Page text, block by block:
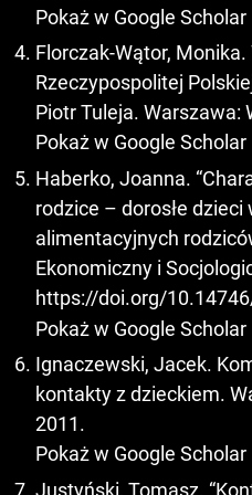
Pokaż w Google Scholar
Florczak-Wątor,
Rzeczypospolitej
Piotr Tuleja. Warszawa:
Pokaż w Google Scholar
Haberko, Joanna.
rodzice – dorosłe
alimentacyjnych
Ekonomiczny i
https://doi.org/
Pokaż w Google Scholar
Ignaczewski, Jacek.
kontakty z dzieckiem.
2011.
Pokaż w Google Scholar
Justyński, Tomasz.